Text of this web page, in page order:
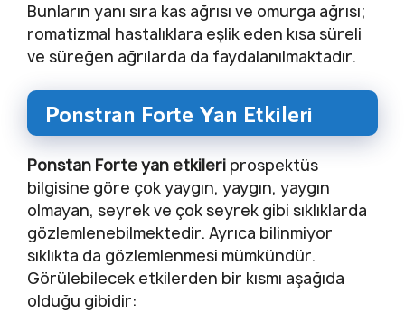
Bunların yanı sıra kas ağrısı ve omurga ağrısı;
romatizmal hastalıklara eşlik eden kısa süreli
ve süreğen ağrılarda da faydalanılmaktadır.
Ponstran Forte Yan Etkileri
Ponstan Forte yan etkileri prospektüs
bilgisine göre çok yaygın, yaygın, yaygın
olmayan, seyrek ve çok seyrek gibi sıklıklarda
gözlemlenebilmektedir. Ayrıca bilinmiyor
sıklıkta da gözlemlenmesi mümkündür.
Görülebilecek etkilerden bir kısmı aşağıda
olduğu gibidir: